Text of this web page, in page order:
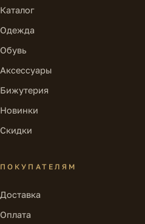
Каталог
Одежда
Обувь
Аксессуары
Бижутерия
Новинки
Скидки
ПОКУПАТЕЛЯМ
Доставка
Оплата